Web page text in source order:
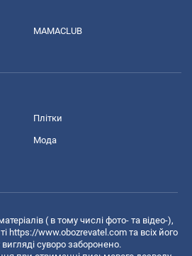
MAMACLUB
Плітки
Мода
( в тому числі фото- та відео-),
https://www.obozrevatel.com та всіх його
суворо заборонено.